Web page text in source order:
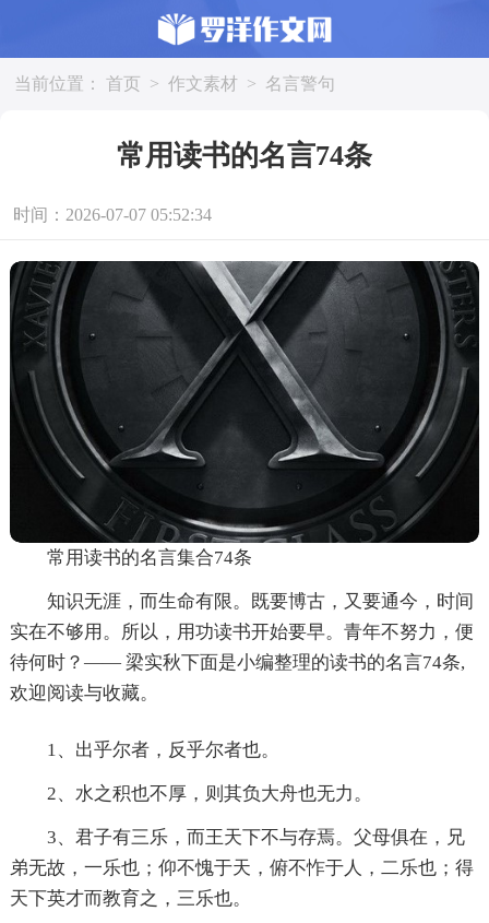
当前位置： 首页 > 作文素材 > 名言警句
常用读书的名言74条
时间：2026-07-07 05:52:34
常用读书的名言集合74条
知识无涯，而生命有限。既要博古，又要通今，时间
实在不够用。所以，用功读书开始要早。青年不努力，便
待何时？—— 梁实秋下面是小编整理的读书的名言74条,
欢迎阅读与收藏。
1、出乎尔者，反乎尔者也。
2、水之积也不厚，则其负大舟也无力。
3、君子有三乐，而王天下不与存焉。父母俱在，兄
弟无故，一乐也；仰不愧于天，俯不怍于人，二乐也；得
天下英才而教育之，三乐也。